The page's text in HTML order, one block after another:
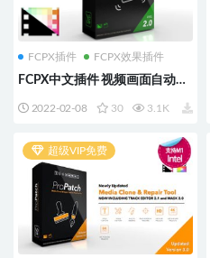
FCPX插件 FCPX效果插件
FCPX中文插件 视频画面自动跟
FCPX Stabilizer 2.0
2022-02-08 30 3.1K
超级VIP免费